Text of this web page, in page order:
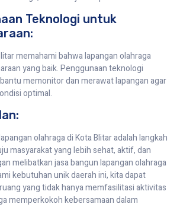
Teknologi untuk
memahami bahwa lapangan olahraga
yang baik. Penggunaan teknologi
memonitor dan merawat lapangan agar
optimal.
olahraga di Kota Blitar adalah langkah
masyarakat yang lebih sehat, aktif, dan
melibatkan jasa bangun lapangan olahraga
kebutuhan unik daerah ini, kita dapat
yang tidak hanya memfasilitasi aktivitas
memperkokoh kebersamaan dalam